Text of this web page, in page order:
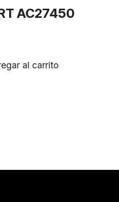
AC27450
al carrito